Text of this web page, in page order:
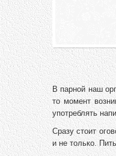
В парной наш
то момент
употреблять
Сразу стоит
и не только.